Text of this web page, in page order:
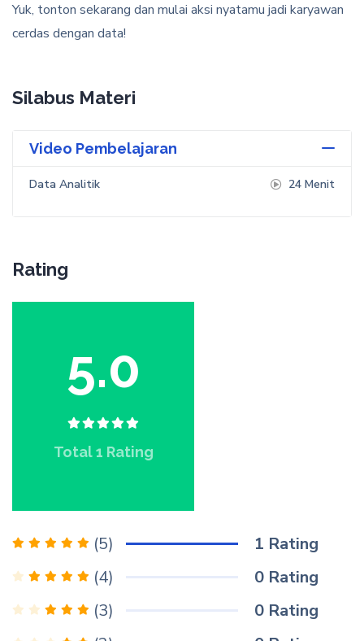
Yuk, tonton sekarang dan mulai aksi nyatamu jadi karyawan
cerdas dengan data!
Silabus Materi
Video Pembelajaran
Data Analitik 24 Menit
Rating
5.0
Total1 Rating
(5) 1 Rating
(4)
0 Rating
(3)
0 Rating